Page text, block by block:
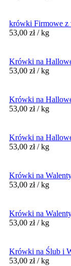
krówki Firmowe z
53,00 zł / kg
Krówki na
53,00 zł / kg
Krówki na
53,00 zł / kg
Krówki na
53,00 zł / kg
Krówki na
53,00 zł / kg
Krówki na
53,00 zł / kg
Krówki na Ślub i
53,00 zł / kg